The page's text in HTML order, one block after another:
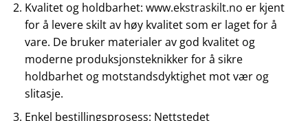
Kvalitet og holdbarhet: www.ekstraskilt.no er kjent
for å levere skilt av høy kvalitet som er laget for å
vare. De bruker materialer av god kvalitet og
moderne produksjonsteknikker for å sikre
holdbarhet og motstandsdyktighet mot vær og
slitasje.
Enkel bestillingsprosess: Nettstedet